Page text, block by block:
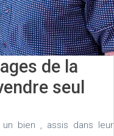
de la
seul
un bien , assis dans leur